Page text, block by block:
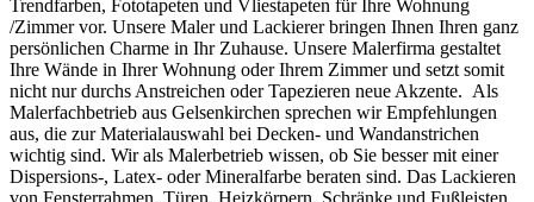
Trendfarben, Fototapeten und Vliestapeten für Ihre Wohnung
/Zimmer vor. Unsere Maler und Lackierer bringen Ihnen Ihren ganz
persönlichen Charme in Ihr Zuhause. Unsere Malerfirma gestaltet
Ihre Wände in Ihrer Wohnung oder Ihrem Zimmer und setzt somit
nicht nur durchs Anstreichen oder Tapezieren neue Akzente. Als
Malerfachbetrieb aus Gelsenkirchen sprechen wir Empfehlungen
aus, die zur Materialauswahl bei Decken- und Wandanstrichen
wichtig sind. Wir als Malerbetrieb wissen, ob Sie besser mit einer
Dispersions-, Latex- oder Mineralfarbe beraten sind. Das Lackieren